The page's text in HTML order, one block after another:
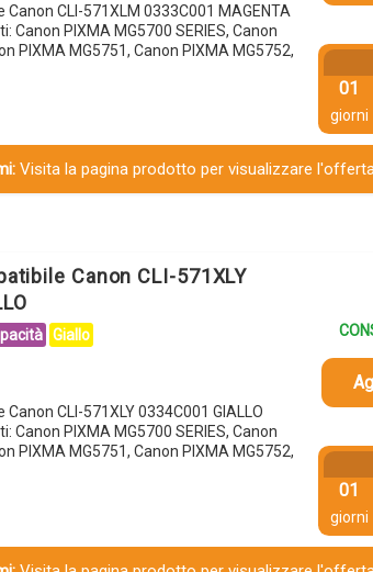
CLI-571XLM 0333C001 MAGENTA
Canon PIXMA MG5700 SERIES, Canon
PIXMA MG5751, Canon PIXMA MG5752,
01
giorni
Visita la pagina prodotto per visualizzare
Canon CLI-571XLY
Giallo
CLI-571XLY 0334C001 GIALLO
Canon PIXMA MG5700 SERIES, Canon
PIXMA MG5751, Canon PIXMA MG5752,
01
giorni